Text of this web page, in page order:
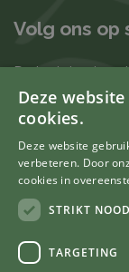
Volg ons op
De laatste
de volgende
Uw mening
Deze
cookies.
Deze website
verbeteren. Door
cookies in
STRIKT
TARGETING